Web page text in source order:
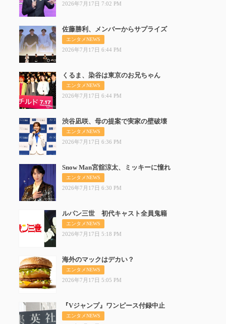
2026年7月17日 7:02 PM
佐藤勝利、メンバーからサプライズ
エンタメNEWS
2026年7月17日 6:44 PM
くるま、染谷は東京のお兄ちゃん
エンタメNEWS
2026年7月17日 6:44 PM
渋谷凪咲、母の提案で実家の壁破壊
エンタメNEWS
2026年7月17日 6:36 PM
Snow Man宮舘涼太、ミッキーに憧れ
エンタメNEWS
2026年7月17日 6:30 PM
ルパン三世 初代キャスト全員鬼籍
エンタメNEWS
2026年7月17日 5:18 PM
海外のマックはデカい？
エンタメNEWS
2026年7月17日 5:05 PM
『Vジャンプ』ワンピース付録中止
エンタメNEWS